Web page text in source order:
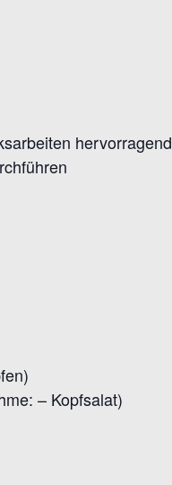
hervorragend
– Kopfsalat)